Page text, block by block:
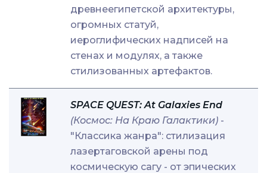
древнеегипетской архитектуры,
огромных статуй,
иероглифических надписей на
стенах и модулях, а также
стилизованных артефактов.
SPACE QUEST: At Galaxies End
(Космос: На Краю Галактики) -
"Классика жанра": стилизация
лазертаговской арены под
космическую сагу - от эпических